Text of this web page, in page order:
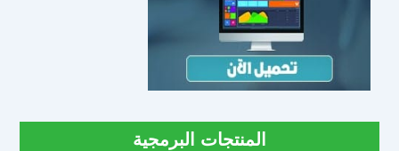
المنتجات البرمجية